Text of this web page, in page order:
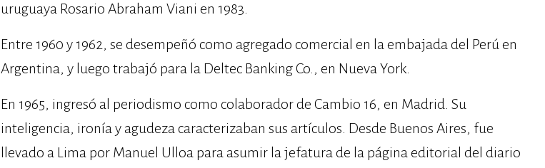
uruguaya Rosario Abraham Viani en 1983.
Entre 1960 y 1962, se desempeñó como agregado comercial en la embajada del Perú en
Argentina, y luego trabajó para la Deltec Banking Co., en Nueva York.
En 1965, ingresó al periodismo como colaborador de Cambio 16, en Madrid. Su
inteligencia, ironía y agudeza caracterizaban sus artículos. Desde Buenos Aires, fue
llevado a Lima por Manuel Ulloa para asumir la jefatura de la página editorial del diario